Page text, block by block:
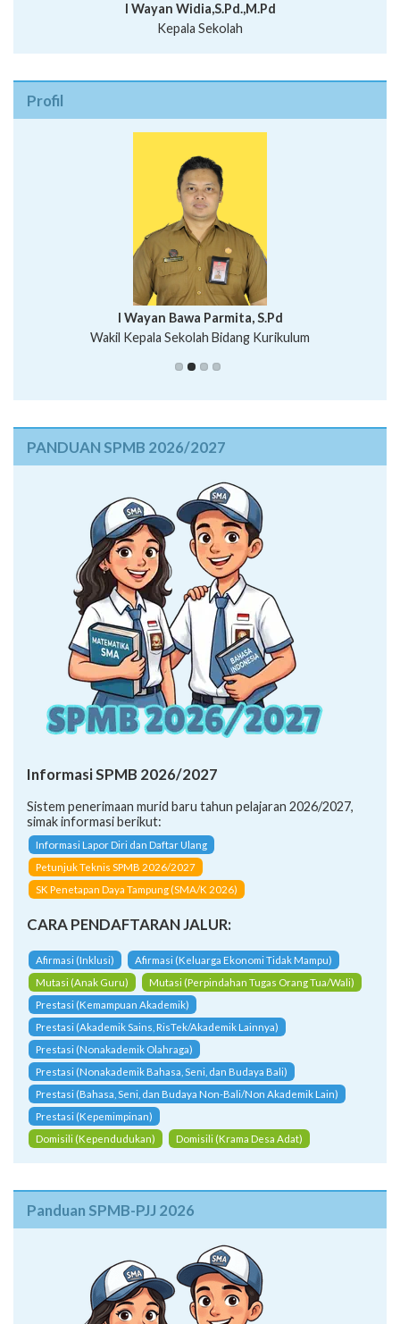
I Wayan Widia,S.Pd.,M.Pd
Kepala Sekolah
Profil
Putu Suhartana, S.Pd.
I Wayan Bawa Parmita, S.Pd
Wakil Kepala Sekolah Bidang Kurikulum
I Wayan Gede Aditya Pratita, S.Pd., M.Sn
Wakil Kepala Sekolah Bidang Kesiswaan
Ni Wayan Nopi Sutantri, S.Pd.
PANDUAN SPMB 2026/2027
Informasi SPMB 2026/2027
Sistem penerimaan murid baru tahun pelajaran 2026/2027,
simak informasi berikut:
Informasi Lapor Diri dan Daftar Ulang
Petunjuk Teknis SPMB 2026/2027
SK Penetapan Daya Tampung (SMA/K 2026)
CARA PENDAFTARAN JALUR:
Afirmasi (Inklusi)
Afirmasi (Keluarga Ekonomi Tidak Mampu)
Mutasi (Anak Guru)
Mutasi (Perpindahan Tugas Orang Tua/Wali)
Prestasi (Kemampuan Akademik)
Prestasi (Akademik Sains, RisTek/Akademik Lainnya)
Prestasi (Nonakademik Olahraga)
Prestasi (Nonakademik Bahasa, Seni, dan Budaya Bali)
Prestasi (Bahasa, Seni, dan Budaya Non-Bali/Non Akademik Lain)
Prestasi (Kepemimpinan)
Domisili (Kependudukan)
Domisili (Krama Desa Adat)
Panduan SPMB-PJJ 2026